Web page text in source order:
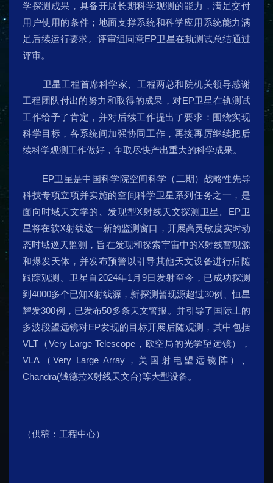
学探测成果，具备开展长期科学观测的能力，满足交付
用户使用的条件；地面支撑系统和科学应用系统能力满
足后续运行要求。评审组同意EP卫星在轨测试总结通过
评审。
卫星工程首席科学家、工程两总和院机关领导感谢
工程团队付出的努力和取得的成果，对EP卫星在轨测试
工作给予了肯定，并对后续工作提出了要求：围绕实现
科学目标，各系统间加强协同工作，再接再厉继续把后
续科学观测工作做好，争取尽快产出重大的科学成果。
EP卫星是中国科学院空间科学（二期）战略性先导
科技专项立项并实施的空间科学卫星系列任务之一，是
面向时域天文学的、发现型X射线天文探测卫星。EP卫
星将在软X射线这一新的监测窗口，开展高灵敏度实时动
态时域巡天监测，旨在发现和探索宇宙中的X射线暂现源
和爆发天体，并发布预警以引导其他天文设备进行后随
跟踪观测。卫星自2024年1月9日发射至今，已成功探测
到4000多个已知X射线源，新探测暂现源超过30例、恒星
耀发300例，已发布50多条天文警报。并引导了国际上的
多波段望远镜对EP发现的目标开展后随观测，其中包括
VLT（Very Large Telescope，欧空局的光学望远镜），
VLA（Very Large Array，美国射电望远镜阵）、
Chandra(钱德拉X射线天文台)等大型设备。
（供稿：工程中心）